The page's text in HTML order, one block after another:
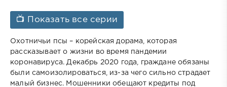
📺 Показать все серии
Охотничьи псы – корейская дорама, которая
рассказывает о жизни во время пандемии
коронавируса. Декабрь 2020 года, граждане обязаны
были самоизолироваться, из-за чего сильно страдает
малый бизнес. Мошенники обещают кредиты под